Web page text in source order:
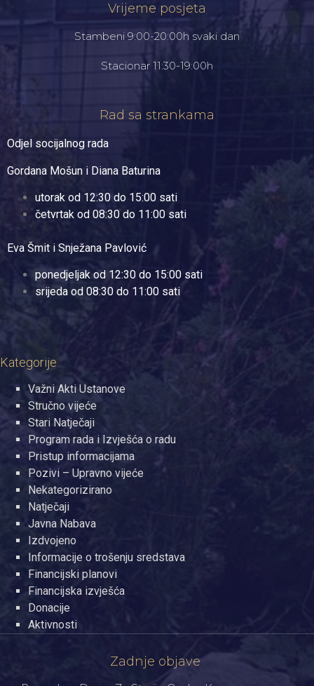
Vrijeme posjeta
Stambeni 9:00-20:00h svaki dan
Stacionar 11:30-19:00h
Rad sa strankama
Odjel socijalnog rada
Gordana Mošun i Diana Baturina
utorak od 12:30 do 15:00 sati
četvrtak od 08:30 do 11:00 sati
Eva Šmit i Snježana Pavlović
ponedjeljak od 12:30 do 15:00 sati
srijeda od 08:30 do 11:00 sati
Kategorije
Važni Akti Ustanove
Stručno vijeće
Stari Natječaji
Program rada i Izvješća o radu
Pristup informacijama
Pozivi – Upravno vijeće
Nekategorizirano
Natječaji
Javna Nabava
Izdvojeno
Informacije o trošenju sredstava
Financijski planovi
Financijska izvješća
Donacije
Aktivnosti
Zadnje objave